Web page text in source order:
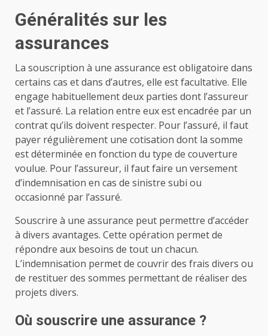
Généralités sur les
assurances
La souscription à une assurance est obligatoire dans
certains cas et dans d’autres, elle est facultative. Elle
engage habituellement deux parties dont l’assureur
et l’assuré. La relation entre eux est encadrée par un
contrat qu’ils doivent respecter. Pour l’assuré, il faut
payer régulièrement une cotisation dont la somme
est déterminée en fonction du type de couverture
voulue. Pour l’assureur, il faut faire un versement
d’indemnisation en cas de sinistre subi ou
occasionné par l’assuré.
Souscrire à une assurance peut permettre d’accéder
à divers avantages. Cette opération permet de
répondre aux besoins de tout un chacun.
L’indemnisation permet de couvrir des frais divers ou
de restituer des sommes permettant de réaliser des
projets divers.
Où souscrire une assurance ?